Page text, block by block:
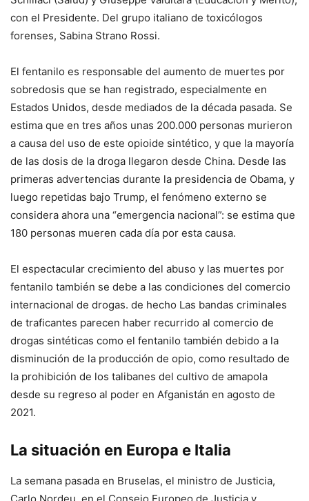
con el Presidente. Del grupo italiano de toxicólogos
forenses, Sabina Strano Rossi.
El fentanilo es responsable del aumento de muertes por
sobredosis que se han registrado, especialmente en
Estados Unidos, desde mediados de la década pasada. Se
estima que en tres años unas 200.000 personas murieron
a causa del uso de este opioide sintético, y que la mayoría
de las dosis de la droga llegaron desde China. Desde las
primeras advertencias durante la presidencia de Obama, y ​​
luego repetidas bajo Trump, el fenómeno externo se
considera ahora una “emergencia nacional”: se estima que
180 personas mueren cada día por esta causa.
El espectacular crecimiento del abuso y las muertes por
fentanilo también se debe a las condiciones del comercio
internacional de drogas. de hecho Las bandas criminales
de traficantes parecen haber recurrido al comercio de
drogas sintéticas como el fentanilo también debido a la
disminución de la producción de opio, como resultado de
la prohibición de los talibanes del cultivo de amapola
desde su regreso al poder en Afganistán en agosto de
2021.
La situación en Europa e Italia
La semana pasada en Bruselas, el ministro de Justicia,